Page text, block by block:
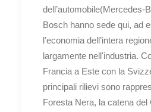
dell’automobile(Mercedes-
Bosch hanno sede qui, ad
l’economia dell’intera
largamente nell'industria.
Francia a Este con la
principali rilievi sono
Foresta Nera, la catena del